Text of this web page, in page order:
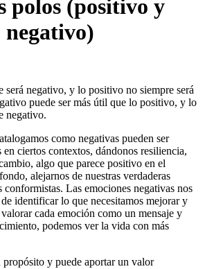
polos (positivo y
negativo)
será negativo, y lo positivo no siempre será
puede ser más útil que lo positivo, y lo
negativo.
como negativas pueden ser
ciertos contextos, dándonos resiliencia,
algo que parece positivo en el
alejarnos de nuestras verdaderas
conformistas. Las emociones negativas nos
identificar lo que necesitamos mejorar y
cada emoción como un mensaje y
podemos ver la vida con más
y puede aportar un valor